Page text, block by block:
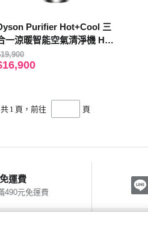
Purifier Hot+Cool 三
一涼暖智能空氣清淨機 HP1
共 1 頁，前往 頁
運費
490元免運費
員福利